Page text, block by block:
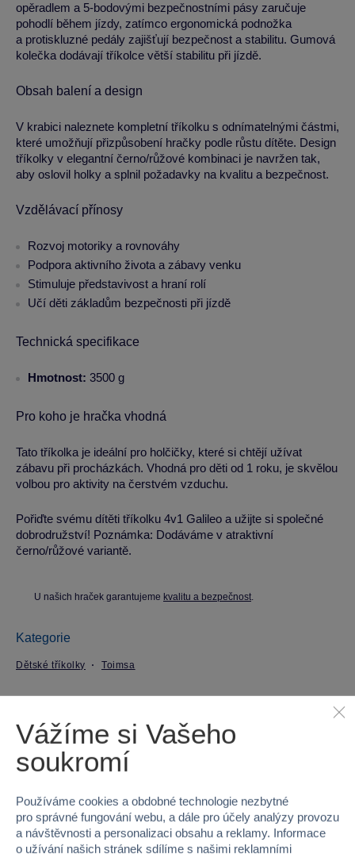
opěradlem a 5-bodovými bezpečnostními pásy zaručuje
pohodlí během jízdy, zatímco ergonomická podnožka
a protiskluzné pedály zajišťují bezpečnost a stabilitu. Gumová
kolečka dodávají tříkolce větší stabilitu při jízdě.
Obsah balení a design
V krabici naleznete kompletní tříkolku s odnímatelnými částmi,
které umožňují přizpůsobení hračky podle růstu dítěte. Design
tříkolky v elegantní černo/růžové kombinaci je navržen tak,
aby oslovil holky a splnil požadavky na kvalitu a bezpečnost.
Vzdělávací přínosy
Rozvoj motoriky a rovnováhy
Podpora aktivního života a zábavy venku
Stimuluje představivost a hraní rolí
Učí děti základům bezpečnosti při jízdě
Technická specifikace
Hmotnost: 3500 g
Pro koho je hračka vhodná
Tato tříkolka je ideální pro holčičky, které si chtějí užívat
zábavu při procházkách. Vhodná pro děti od 1 roku, je skvělou
volbou pro aktivity na čerstvém vzduchu.
Pořiďte svému dítěti tříkolku 4v1 Galileo a užijte si společné
dobrodružství! Poznámka: Dodáváme v atraktivní
černo/růžové variantě.
U našich hraček garantujeme kvalitu a bezpečnost.
Kategorie
Dětské tříkolky Toimsa
Značka Toimsa
Vážíme si Vašeho
soukromí
Používáme cookies a obdobné technologie nezbytné
pro správné fungování webu, a dále pro účely analýzy provozu
a návštěvnosti a personalizaci obsahu a reklamy. Informace
o užívání našich stránek sdílíme s našimi reklamními